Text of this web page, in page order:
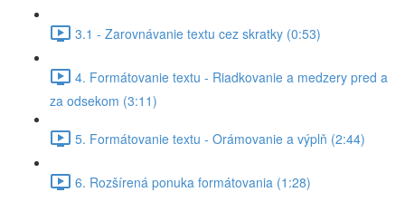
3.1 - Zarovnávanie textu cez skratky (0:53)
4. Formátovanie textu - Riadkovanie a medzery pred a
za odsekom (3:11)
5. Formátovanie textu - Orámovanie a výplň (2:44)
6. Rozšírená ponuka formátovania (1:28)